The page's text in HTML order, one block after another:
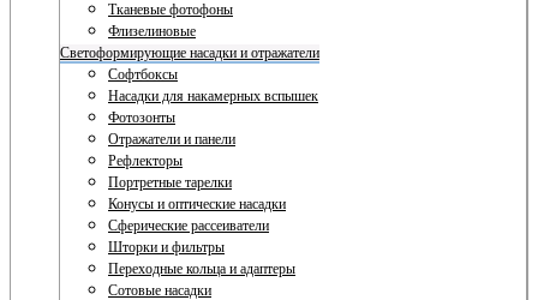
Тканевые фотофоны
Флизелиновые
Светоформирующие насадки и отражатели
Софтбоксы
Насадки для накамерных вспышек
Фотозонты
Отражатели и панели
Рефлекторы
Портретные тарелки
Конусы и оптические насадки
Сферические рассеиватели
Шторки и фильтры
Переходные кольца и адаптеры
Сотовые насадки